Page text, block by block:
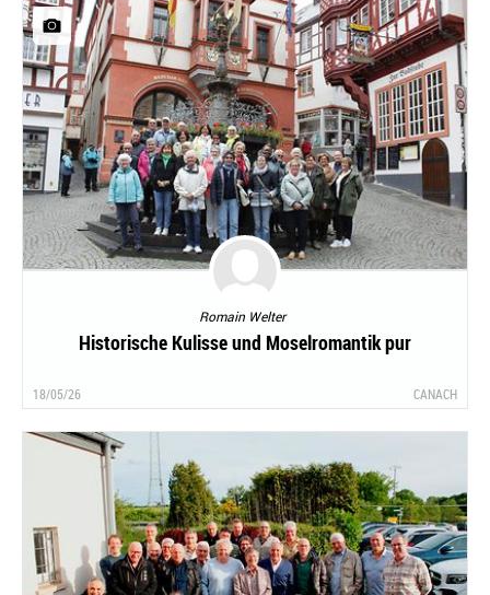
Romain Welter
Historische Kulisse und Moselromantik pur
18/05/26 CANACH